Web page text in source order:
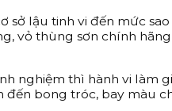
lậu tinh vi đến mức
vỏ thùng sơn chính
nghiệm thì hành vi làm
bong tróc, bay màu